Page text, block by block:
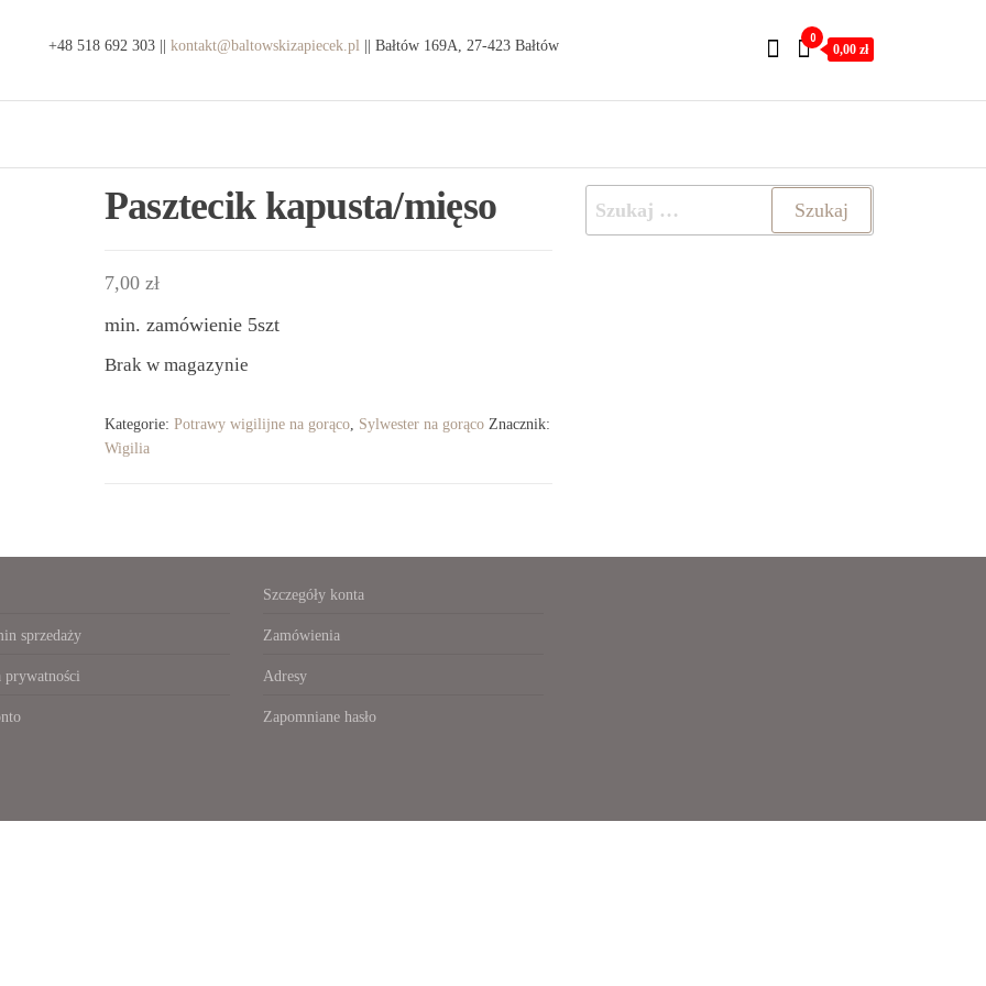
+48 518 692 303 || kontakt@baltowskizapiecek.pl || Bałtów 169A, 27-423 Bałtów 0
0,00 zł
Pasztecik kapusta/mięso
7,00 zł
min. zamówienie 5szt
Brak w magazynie
Kategorie: Potrawy wigilijne na gorąco, Sylwester na gorąco Znacznik:
Wigilia
Szukaj:
sprzedaży
prywatności
Szczegóły konta
Zamówienia
Adresy
Zapomniane hasło